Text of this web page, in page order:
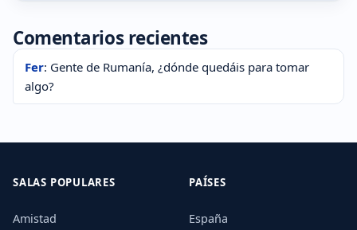
Comentarios recientes
Fer: Gente de Rumanía, ¿dónde quedáis para tomar
algo?
SALAS POPULARES
Amistad
PAÍSES
España